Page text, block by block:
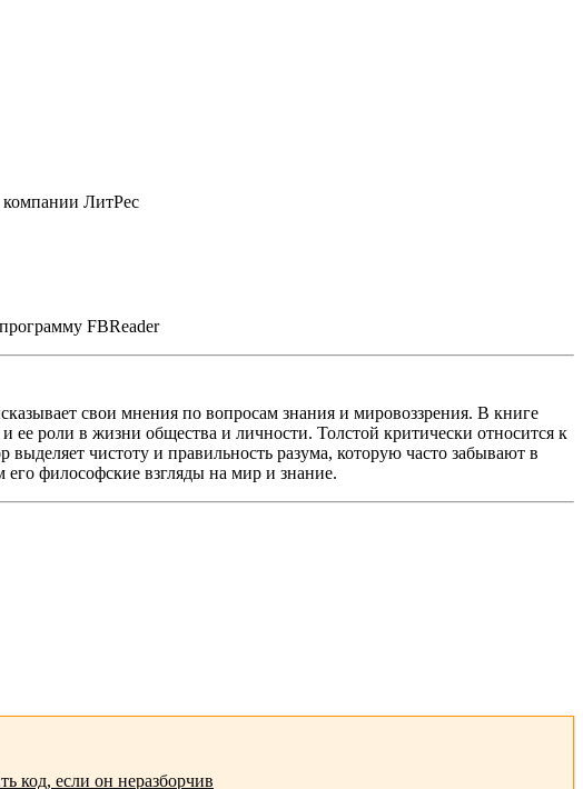
ЛитРес
FBReader
свои мнения по вопросам знания и мировоззрения. В книге
ее роли в жизни общества и личности. Толстой критически относится к
чистоту и правильность разума, которую часто забывают в
философские взгляды на мир и знание.